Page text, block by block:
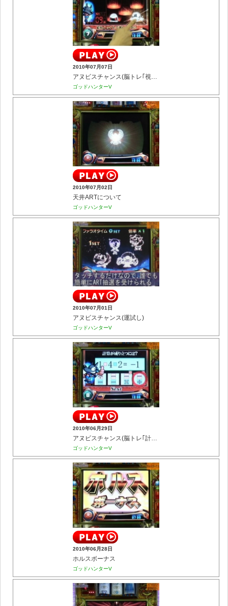
2010年07月07日
アヌビスチャンス(脳トレ｢視覚力｣)
ゴッドハンターV
2010年07月02日
天井ARTについて
ゴッドハンターV
2010年07月01日
アヌビスチャンス(運試し)
ゴッドハンターV
2010年06月29日
アヌビスチャンス(脳トレ｢計算力｣)
ゴッドハンターV
2010年06月28日
ホルスボーナス
ゴッドハンターV